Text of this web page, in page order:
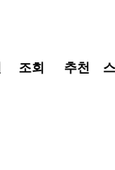
조회 추천